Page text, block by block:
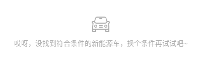
哎呀，没找到符合条件的新能源车，换个条件再试试吧~